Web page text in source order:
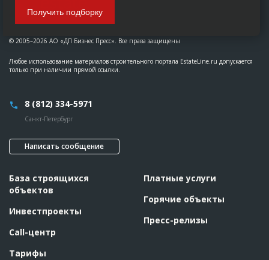
© 2005–2026 АО «ДП Бизнес Пресс». Все права защищены
Любое использование материалов строительного портала EstateLine.ru допускается
только при наличии прямой ссылки.
8 (812) 334-5971
Санкт-Петербург
Написать сообщение
База строящихся
объектов
Инвестпроекты
Call-центр
Тарифы
Платные услуги
Горячие объекты
Пресс-релизы
Получить подборку